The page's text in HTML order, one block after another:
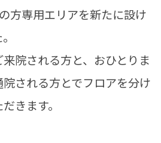
方専用エリアを新たに設け
院される方と、おひとりま
される方とでフロアを分け
きます。